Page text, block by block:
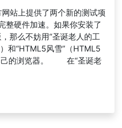
站上提供了两个新的测试项
整硬件加速。如果你安装了
那么不妨用“圣诞老人的工
和“HTML5风雪”（HTML5
己的浏览器。 在“圣诞老